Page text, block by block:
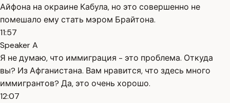
Айфона на окраине Кабула, но это совершенно не
помешало ему стать мэром Брайтона.
11:57
Speaker A
Я не думаю, что иммиграция - это проблема. Откуда
вы? Из Афганистана. Вам нравится, что здесь много
иммигрантов? Да, это очень хорошо.
12:07